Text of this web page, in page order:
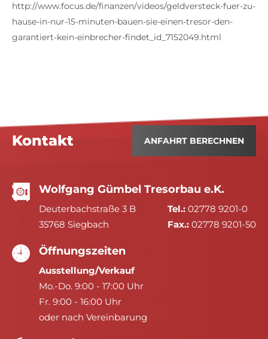
http://www.focus.de/finanzen/videos/geldversteck-fuer-zu-
hause-in-nur-15-minuten-bauen-sie-einen-tresor-den-
garantiert-kein-einbrecher-findet_id_7152049.html
Kontakt ANFAHRT BERECHNEN
Wolfgang Gümbel Tresorbau e.K.
Deuterbachstraße 3 B
35768 Siegbach
Tel.: 02778 9201-0
Fax.: 02778 9201-50
Öffnungszeiten
Ausstellung/Verkauf
Mo.-Do. 9:00 - 17:00 Uhr
Fr. 9:00 - 16:00 Uhr
oder nach Vereinbarung